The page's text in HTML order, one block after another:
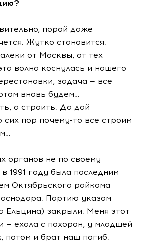
порой даже
Жутко становится.
от Москвы, от тех
волна коснулась и нашего
задача — все
вновь будем…
а строить. Да дай
сих пор почему-то все строим
органов не по своему
1991 году была последним
Октябрьского райкома
Партию указом
Ельцина) закрыли. Меня этот
— ехала с похорон, у младшей
потом и брат наш погиб.